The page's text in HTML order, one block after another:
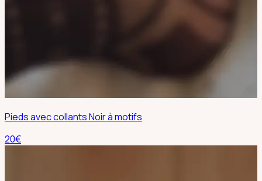
Pieds avec collants Noir à motifs
20€